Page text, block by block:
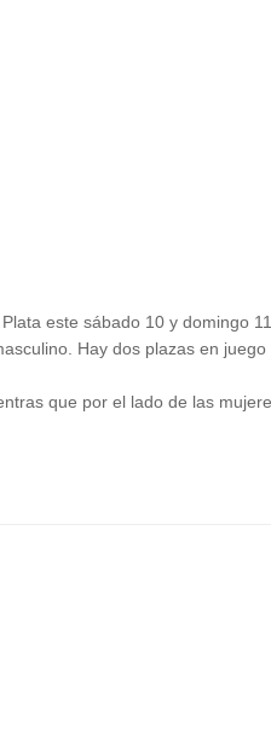
este sábado 10 y domingo
Hay dos plazas en juego
que por el lado de las